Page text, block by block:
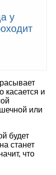
у
и
или
будет
станет
что